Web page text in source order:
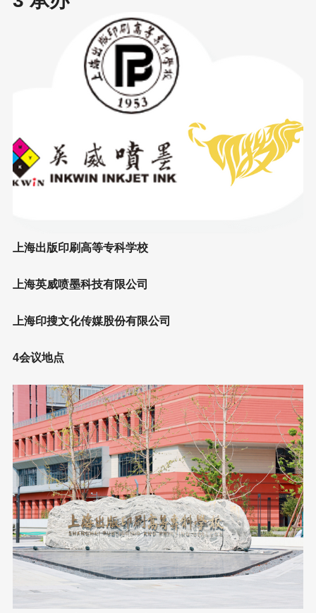
上海出版印刷高等专科学校
上海英威喷墨科技有限公司
上海印搜文化传媒股份有限公司
4会议地点